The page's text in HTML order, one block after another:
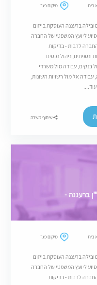
בית מיקום פגז
ברעננה העוסקת בייזום
ליועץ המשפטי של החברה
לרבות - בדיקות
ונספחים, ניהול נכסים
בנקים, עבודה מול משרדי
עבודה אל מול רשויות השונות,
שיתוף משרה
ברעננה -
בית מיקום פגז
ברעננה העוסקת בייזום
ליועץ המשפטי של החברה
לרבות - בדיקות